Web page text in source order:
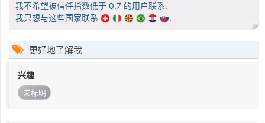
我不希望被信任指数低于 0.7 的用户联系.
我只想与这些国家联系
.
更好地了解我
兴趣
未标明